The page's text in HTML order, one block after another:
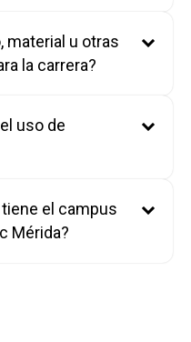
material u otras
la carrera?
uso de
el campus
Mérida?